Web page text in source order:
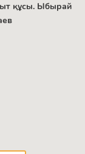
құсы. Ыбырай